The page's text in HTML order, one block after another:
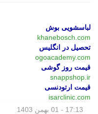
لباسشویی بوش
khanebosch.com
تحصیل در انگلیس
ogoacademy.com
قیمت روز گوشی
snappshop.ir
قیمت ارتودنسی
isarclinic.com
17:13 - 01 بهمن 1403